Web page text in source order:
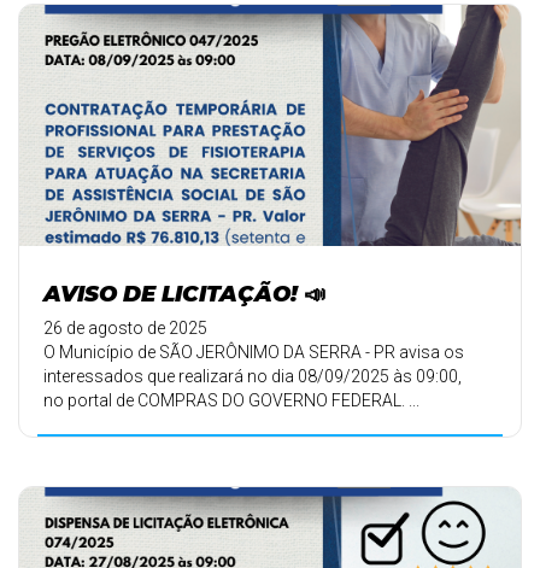
AVISO DE LICITAÇÃO! 📣
26 de agosto de 2025
O Município de SÃO JERÔNIMO DA SERRA - PR avisa os
interessados que realizará no dia 08/09/2025 às 09:00,
no portal de COMPRAS DO GOVERNO FEDERAL. ...